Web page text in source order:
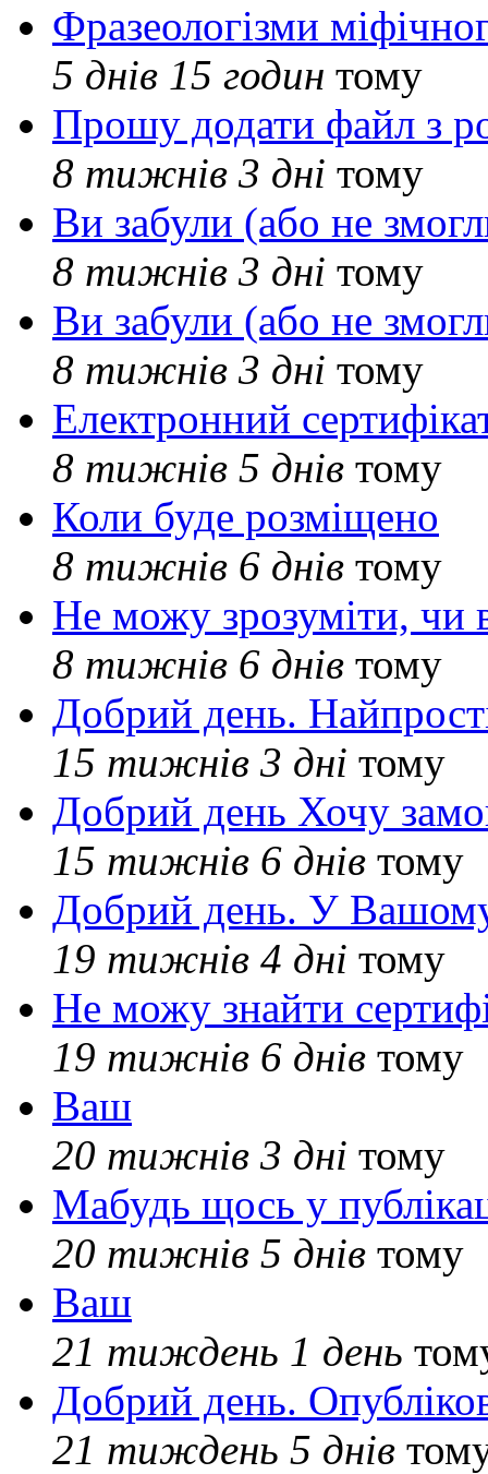
Фразеологізми
5 днів 15 годин тому
Прошу додати файл з
8 тижнів 3 дні тому
Ви забули (або не
8 тижнів 3 дні тому
Ви забули (або не
8 тижнів 3 дні тому
Електронний
8 тижнів 5 днів тому
Коли буде розміщено
8 тижнів 6 днів тому
Не можу зрозуміти, чи
8 тижнів 6 днів тому
Добрий день.
15 тижнів 3 дні тому
Добрий день Хочу
15 тижнів 6 днів тому
Добрий день. У Вашому
19 тижнів 4 дні тому
Не можу знайти
19 тижнів 6 днів тому
Ваш
20 тижнів 3 дні тому
Мабудь щось у
20 тижнів 5 днів тому
Ваш
21 тиждень 1 день
Добрий день.
21 тиждень 5 днів